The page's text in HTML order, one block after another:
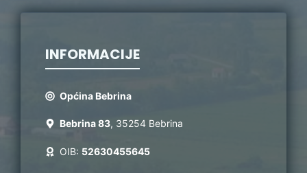
INFORMACIJE
Općina Bebrina
Bebrina 83, 35254 Bebrina
OIB: 52630455645